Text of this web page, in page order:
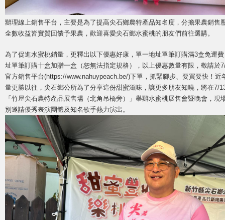
辦理線上銷售平台，主要是為了提高尖石鄉農特產品知名度，分擔果農銷售
全數收益皆實質回饋予果農，歡迎喜愛尖石鄉水蜜桃的朋友們前往選購。
為了促進水蜜桃銷量，更釋出以下優惠好康，單一地址單筆訂購滿3盒免運
址單筆訂購十盒加贈一盒（恕無法指定規格），以上優惠數量有限，敬請於
官方銷售平台(https://www.nahuypeach.be/)下單，抓緊腳步、要買要快！
量更勝以往，尖石鄉公所為了分享這份甜蜜滋味，讓更多朋友知曉，將在7/
「竹屋尖石農特產品展售場（北角吊橋旁）」舉辦水蜜桃展售會暨晚會，
別邀請優秀表演團體及知名歌手熱力演出。